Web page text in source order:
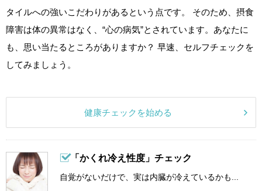
タイルへの強いこだわりがあるという点です。 そのため、摂食
障害は体の異常はなく、“心の病気”とされています。あなたに
も、思い当たるところがありますか？ 早速、セルフチェックを
してみましょう。
健康チェックを始める
「かくれ冷え性度」チェック
自覚がないだけで、実は内臓が冷えているかも...